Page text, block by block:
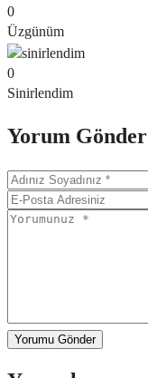
0
Üzgünüm
0
Sinirlendim
Yorum Gönder
Yorumu Gönder